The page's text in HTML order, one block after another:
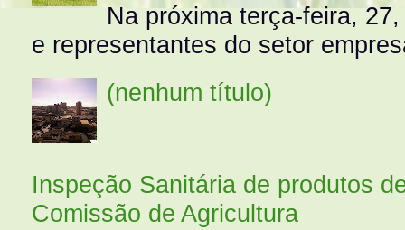
Na próxima terça-feira,
e representantes do setor
(nenhum título)
Inspeção Sanitária de produtos
Comissão de Agricultura